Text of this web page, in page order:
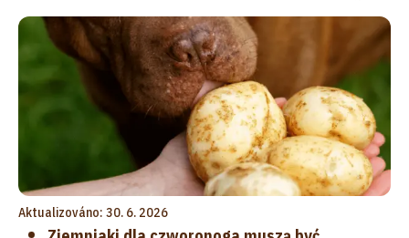
Aktualizováno: 30. 6. 2026